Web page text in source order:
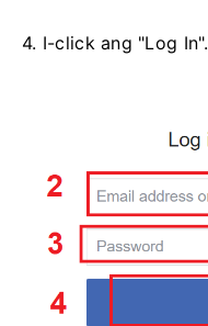
4. I-click ang "Log In".